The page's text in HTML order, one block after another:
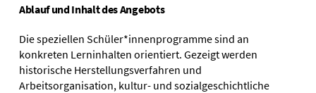
Ablauf und Inhalt des Angebots
Die speziellen Schüler*innenprogramme sind an
konkreten Lerninhalten orientiert. Gezeigt werden
historische Herstellungsverfahren und
Arbeitsorganisation, kultur- und sozialgeschichtliche